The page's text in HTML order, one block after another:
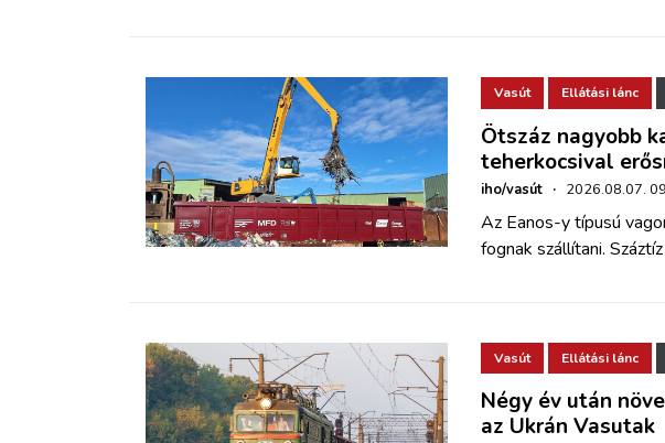
Vasút Ellátási lánc
Ötszáz nagyobb
teherkocsival
iho/vasút · 2026.08.07.
Az Eanos-y típusú
fognak szállítani.
Vasút Ellátási lánc
Négy év után
az Ukrán Vasutak